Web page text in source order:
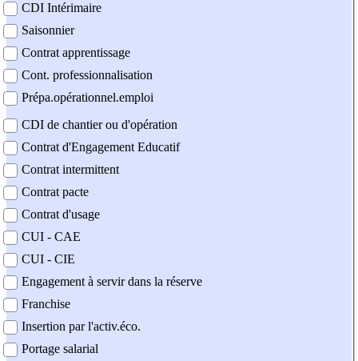
CDI Intérimaire
Saisonnier
Contrat apprentissage
Cont. professionnalisation
Prépa.opérationnel.emploi
CDI de chantier ou d'opération
Contrat d'Engagement Educatif
Contrat intermittent
Contrat pacte
Contrat d'usage
CUI - CAE
CUI - CIE
Engagement à servir dans la réserve
Franchise
Insertion par l'activ.éco.
Portage salarial